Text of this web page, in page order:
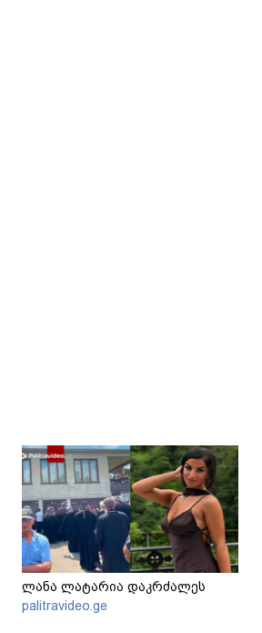
ლანა ლატარია დაკრძალეს
palitravideo.ge